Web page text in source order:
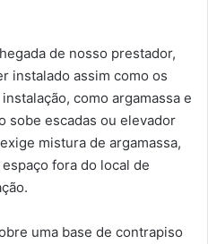
de nosso prestador,
instalado assim como os
como argamassa e
sobe escadas ou elevador
mistura de argamassa,
fora do local de
uma base de contrapiso